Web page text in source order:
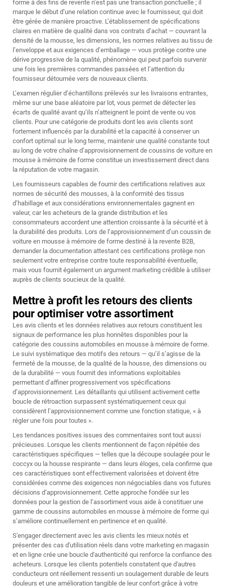
forme à des fins de revente n’est pas une transaction ponctuelle ; il
marque le début d’une relation continue avec le fournisseur, qui doit
être gérée de manière proactive. L’établissement de spécifications
claires en matière de qualité dans vos contrats d’achat — couvrant la
densité de la mousse, les dimensions, les normes relatives au tissu de
l’enveloppe et aux exigences d’emballage — vous protège contre une
dérive progressive de la qualité, phénomène qui peut parfois survenir
une fois les premières commandes passées et l’attention du
fournisseur détournée vers de nouveaux clients.
L’examen régulier d’échantillons prélevés sur les livraisons entrantes,
même sur une base aléatoire par lot, vous permet de détecter les
écarts de qualité avant qu’ils n’atteignent le point de vente ou vos
clients. Pour une catégorie de produits dont les avis clients sont
fortement influencés par la durabilité et la capacité à conserver un
confort optimal sur le long terme, maintenir une qualité constante tout
au long de votre chaîne d’approvisionnement de coussins de voiture en
mousse à mémoire de forme constitue un investissement direct dans
la réputation de votre magasin.
Les fournisseurs capables de fournir des certifications relatives aux
normes de sécurité des mousses, à la conformité des tissus
d’habillage et aux considérations environnementales gagnent en
valeur, car les acheteurs de la grande distribution et les
consommateurs accordent une attention croissante à la sécurité et à
la durabilité des produits. Lors de l’approvisionnement d’un coussin de
voiture en mousse à mémoire de forme destiné à la revente B2B,
demander la documentation attestant ces certifications protège non
seulement votre entreprise contre toute responsabilité éventuelle,
mais vous fournit également un argument marketing crédible à utiliser
auprès de clients soucieux de la qualité.
Mettre à profit les retours des clients
pour optimiser votre assortiment
Les avis clients et les données relatives aux retours constituent les
signaux de performance les plus honnêtes disponibles pour la
catégorie des coussins automobiles en mousse à mémoire de forme.
Le suivi systématique des motifs des retours — qu’il s’agisse de la
fermeté de la mousse, de la qualité de la housse, des dimensions ou
de la durabilité — vous fournit des informations exploitables
permettant d’affiner progressivement vos spécifications
d’approvisionnement. Les détaillants qui utilisent activement cette
boucle de rétroaction surpassent systématiquement ceux qui
considèrent l’approvisionnement comme une fonction statique, « à
régler une fois pour toutes ».
Les tendances positives issues des commentaires sont tout aussi
précieuses. Lorsque les clients mentionnent de façon répétée des
caractéristiques spécifiques — telles que la découpe soulagée pour le
coccyx ou la housse respirante — dans leurs éloges, cela confirme que
ces caractéristiques sont effectivement valorisées et doivent être
considérées comme des exigences non négociables dans vos futures
décisions d’approvisionnement. Cette approche fondée sur les
données pour la gestion de l’assortiment vous aide à constituer une
gamme de coussins automobiles en mousse à mémoire de forme qui
s’améliore continuellement en pertinence et en qualité.
S'engager directement avec les avis clients les mieux notés et
présenter des cas d'utilisation réels dans votre marketing en magasin
et en ligne crée une boucle d'authenticité qui renforce la confiance des
acheteurs. Lorsque les clients potentiels constatent que d'autres
conducteurs ont réellement ressenti un soulagement durable de leurs
douleurs et une amélioration tangible de leur confort grâce à votre